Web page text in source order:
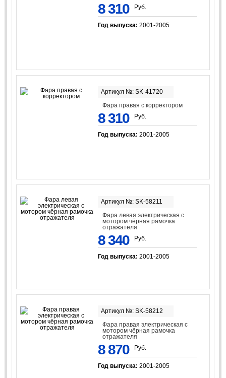
8 310 Руб.
Год выпуска: 2001-2005
Артикул №: SK-41720
Фара правая с корректором
8 310 Руб.
Год выпуска: 2001-2005
Артикул №: SK-58211
Фара левая электрическая с
мотором чёрная рамочка
отражателя
8 340 Руб.
Год выпуска: 2001-2005
Артикул №: SK-58212
Фара правая электрическая с
мотором чёрная рамочка
отражателя
8 870 Руб.
Год выпуска: 2001-2005